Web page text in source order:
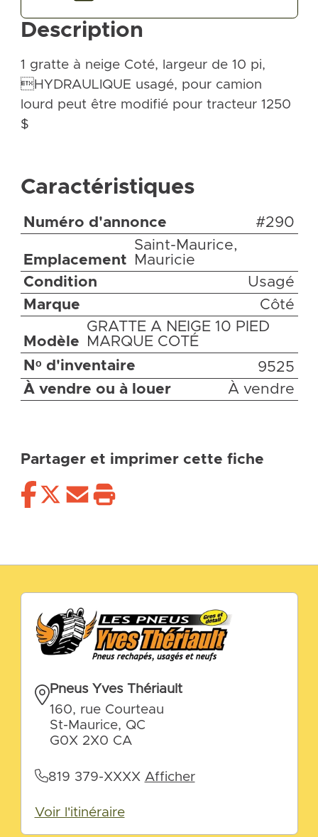
Description
1 gratte à neige Coté, largeur de 10 pi,
HYDRAULIQUE usagé, pour camion
lourd peut être modifié pour tracteur 1250
$
Caractéristiques
Numéro d'annonce #290
Emplacement
Saint-Maurice,
Mauricie
Condition
Usagé
Marque
Côté
Modèle
GRATTE A NEIGE 10 PIED
MARQUE COTÉ
Nᵒ d'inventaire
9525
À vendre ou à louer
À vendre
Partager et imprimer cette fiche
Pneus Yves Thériault
160, rue Courteau
St-Maurice, QC
G0X 2X0 CA
819 379-XXXX Afficher
Voir l'itinéraire